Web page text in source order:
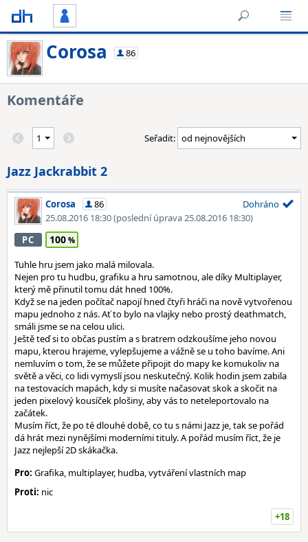
Corosa 86
Komentáře
Seřadit:
Jazz Jackrabbit 2
Corosa
86
25.08.2016 18:30(poslední úprava 25.08.2016 18:30)
Dohráno
PC 100
Tuhle hru jsem jako malá milovala.
Nejen pro tu hudbu, grafiku a hru samotnou, ale díky Multiplayer,
který mě přinutil tomu dát hned 100%.
Když se na jeden počítač napojí hned čtyři hráči na nově vytvořenou
mapu jednoho z nás. Ať to bylo na vlajky nebo prostý deathmatch,
smáli jsme se na celou ulici.
Ještě teď si to občas pustím a s bratrem odzkoušíme jeho novou
mapu, kterou hrajeme, vylepšujeme a vážně se u toho bavíme. Ani
nemluvím o tom, že se můžete připojit do mapy ke komukoliv na
světě a věci, co lidi vymyslí jsou neskutečný. Kolik hodin jsem zabila
na testovacích mapách, kdy si musíte načasovat skok a skočit na
jeden pixelový kousíček plošiny, aby vás to neteleportovalo na
začátek.
Musím říct, že po té dlouhé době, co tu s námi Jazz je, tak se pořád
dá hrát mezi nynějšími moderními tituly. A pořád musím říct, že je
Jazz nejlepší 2D skákačka.
Pro: Grafika, multiplayer, hudba, vytváření vlastních map
Proti: nic
+18